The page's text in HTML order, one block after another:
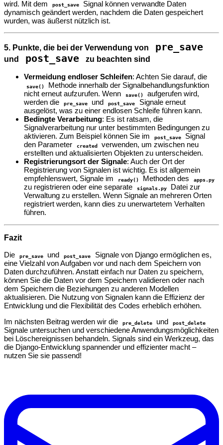
wird. Mit dem
post_save
Signal können verwandte Daten
dynamisch geändert werden, nachdem die Daten gespeichert
wurden, was äußerst nützlich ist.
5. Punkte, die bei der Verwendung von pre_save
und post_save zu beachten sind
Vermeidung endloser Schleifen: Achten Sie darauf, die
save()
Methode innerhalb der Signalbehandlungsfunktion
nicht erneut aufzurufen. Wenn
save()
aufgerufen wird,
werden die
pre_save und post_save
Signale erneut
ausgelöst, was zu einer endlosen Schleife führen kann.
Bedingte Verarbeitung: Es ist ratsam, die
Signalverarbeitung nur unter bestimmten Bedingungen zu
aktivieren. Zum Beispiel können Sie im
post_save
Signal
den Parameter
created
verwenden, um zwischen neu
erstellten und aktualisierten Objekten zu unterscheiden.
Registrierungsort der Signale: Auch der Ort der
Registrierung von Signalen ist wichtig. Es ist allgemein
empfehlenswert, Signale im
ready() Methoden des apps.py
zu registrieren oder eine separate signals.py
Datei zur
Verwaltung zu erstellen. Wenn Signale an mehreren Orten
registriert werden, kann dies zu unerwartetem Verhalten
führen.
Fazit
Die
pre_save und post_save
Signale von Django ermöglichen es,
eine Vielzahl von Aufgaben vor und nach dem Speichern von
Daten durchzuführen. Anstatt einfach nur Daten zu speichern,
können Sie die Daten vor dem Speichern validieren oder nach
dem Speichern die Beziehungen zu anderen Modellen
aktualisieren. Die Nutzung von Signalen kann die Effizienz der
Entwicklung und die Flexibilität des Codes erheblich erhöhen.
Im nächsten Beitrag werden wir die
pre_delete und post_delete
Signale untersuchen und verschiedene Anwendungsmöglichkeiten
bei Löschereignissen behandeln. Signals sind ein Werkzeug, das
die Django-Entwicklung spannender und effizienter macht –
nutzen Sie sie passend!